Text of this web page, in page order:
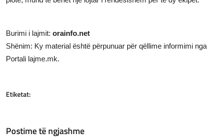
Burimi i lajmit: orainfo.net
Shënim: Ky material është përpunuar për qëllime informimi nga
Portali lajme.mk.
Etiketat:
Postime të ngjashme